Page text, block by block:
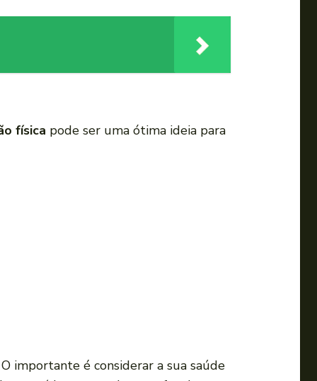
física pode ser uma ótima ideia para
importante é considerar a sua saúde